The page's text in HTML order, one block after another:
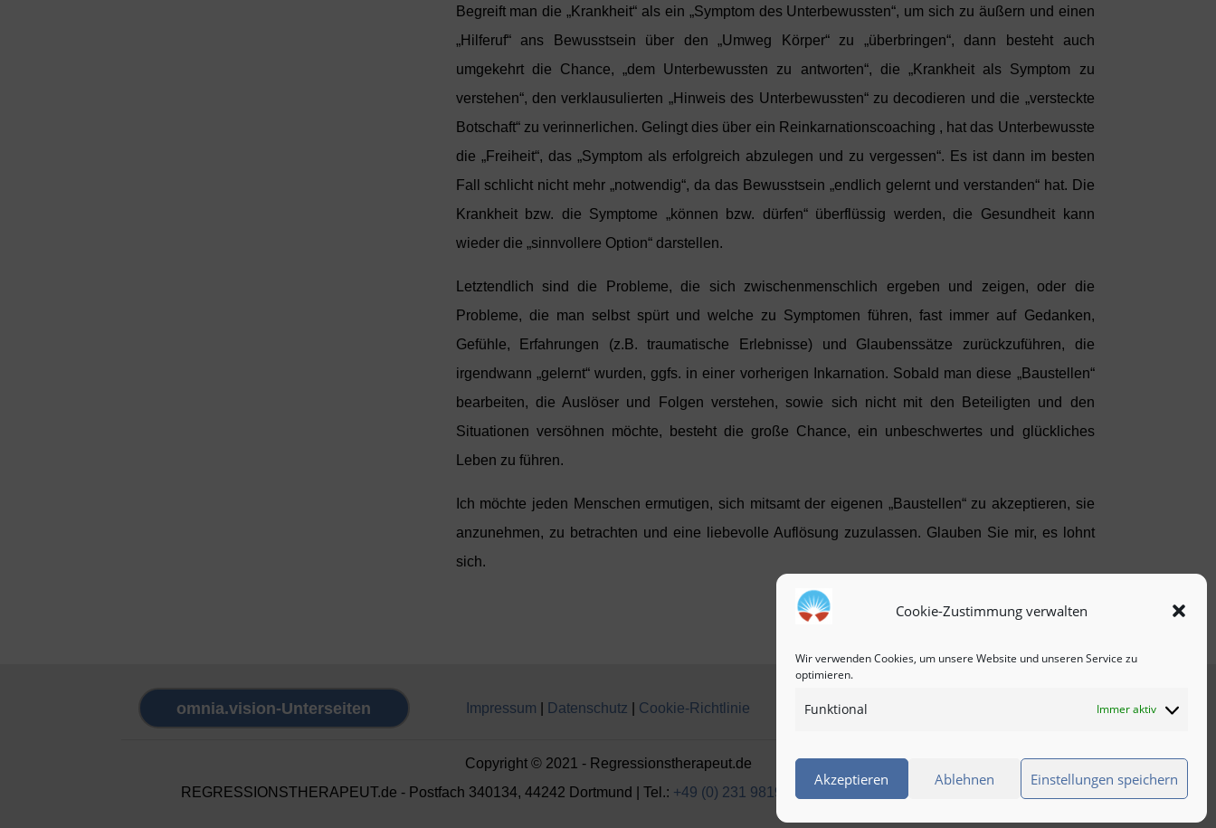
Cookie-Zustimmung verwalten
Wir verwenden Cookies, um unsere Website und unseren Service zu
optimieren.
Funktional Immer aktiv
Akzeptieren Ablehnen Einstellungen speichern
Begreift man die „Krankheit“ als ein „Symptom des Unterbewussten“, um sich zu äußern und einen
„Hilferuf“ ans Bewusstsein über den „Umweg Körper“ zu „überbringen“, dann besteht auch
umgekehrt die Chance, „dem Unterbewussten zu antworten“, die „Krankheit als Symptom zu
verstehen“, den verklausulierten „Hinweis des Unterbewussten“ zu decodieren und die „versteckte
Botschaft“ zu verinnerlichen. Gelingt dies über ein Reinkarnationscoaching , hat das Unterbewusste
die „Freiheit“, das „Symptom als erfolgreich abzulegen und zu vergessen“. Es ist dann im besten
Fall schlicht nicht mehr „notwendig“, da das Bewusstsein „endlich gelernt und verstanden“ hat. Die
Krankheit bzw. die Symptome „können bzw. dürfen“ überflüssig werden, die Gesundheit kann
wieder die „sinnvollere Option“ darstellen.
Letztendlich sind die Probleme, die sich zwischenmenschlich ergeben und zeigen, oder die
Probleme, die man selbst spürt und welche zu Symptomen führen, fast immer auf Gedanken,
Gefühle, Erfahrungen (z.B. traumatische Erlebnisse) und Glaubenssätze zurückzuführen, die
irgendwann „gelernt“ wurden, ggfs. in einer vorherigen Inkarnation. Sobald man diese „Baustellen“
bearbeiten, die Auslöser und Folgen verstehen, sowie sich nicht mit den Beteiligten und den
Situationen versöhnen möchte, besteht die große Chance, ein unbeschwertes und glückliches
Leben zu führen.
Ich möchte jeden Menschen ermutigen, sich mitsamt der eigenen „Baustellen“ zu akzeptieren, sie
anzunehmen, zu betrachten und eine liebevolle Auflösung zuzulassen. Glauben Sie mir, es lohnt
sich.
omnia.vision-Unterseiten Impressum Datenschutz Cookie-Richtlinie
Copyright © 2021 - Regressionstherapeut.de
REGRESSIONSTHERAPEUT.de - Postfach 340134, 44242 Dortmund | Tel.: +49 (0) 231 9819393020 info@regressionstherapeut.de